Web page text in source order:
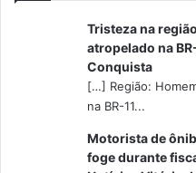
Tristeza na
atropelado na
Conquista
[…] Região:
na BR-11...
Motorista de
foge durante